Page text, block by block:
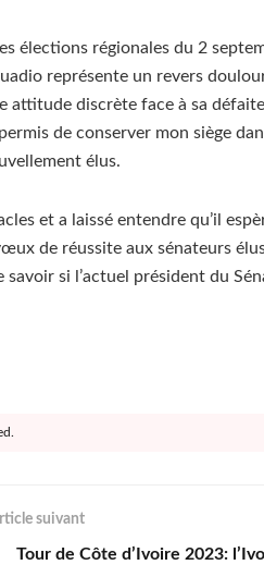
élections régionales du 2
représente un revers
attitude discrète face à sa
de conserver mon siège
élus.
et a laissé entendre qu’il
de réussite aux sénateurs
si l’actuel président du
suivant
Tour de Côte d’Ivoire 2023: